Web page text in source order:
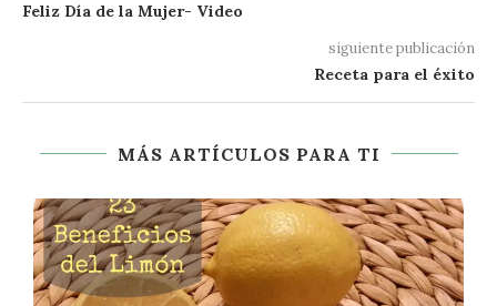
Feliz Día de la Mujer- Video
siguiente publicación
Receta para el éxito
MÁS ARTÍCULOS PARA TI